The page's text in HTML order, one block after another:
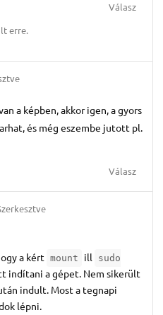
Válasz
erre.
a képben, akkor igen, a gyors
és még eszembe jutott pl.
Válasz
a kért mount ill
sudo
indítani a gépet. Nem sikerült
indult. Most a tegnapi
lépni.